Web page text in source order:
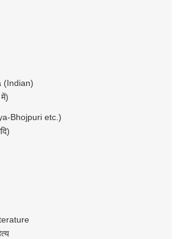
(Indian)
में)
Bhojpuri etc.)